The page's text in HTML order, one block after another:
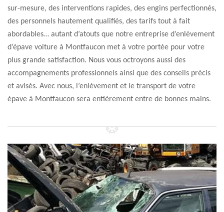
sur-mesure, des interventions rapides, des engins perfectionnés,
des personnels hautement qualifiés, des tarifs tout à fait
abordables… autant d’atouts que notre entreprise d’enlèvement
d’épave voiture à Montfaucon met à votre portée pour votre
plus grande satisfaction. Nous vous octroyons aussi des
accompagnements professionnels ainsi que des conseils précis
et avisés. Avec nous, l’enlèvement et le transport de votre
épave à Montfaucon sera entièrement entre de bonnes mains.